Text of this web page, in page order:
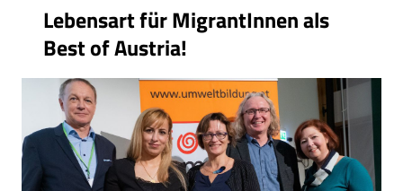
Lebensart für MigrantInnen als
Best of Austria!